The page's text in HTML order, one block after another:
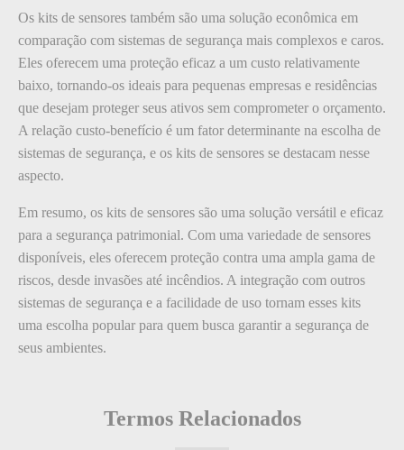
Os kits de sensores também são uma solução econômica em
comparação com sistemas de segurança mais complexos e caros.
Eles oferecem uma proteção eficaz a um custo relativamente
baixo, tornando-os ideais para pequenas empresas e residências
que desejam proteger seus ativos sem comprometer o orçamento.
A relação custo-benefício é um fator determinante na escolha de
sistemas de segurança, e os kits de sensores se destacam nesse
aspecto.
Em resumo, os kits de sensores são uma solução versátil e eficaz
para a segurança patrimonial. Com uma variedade de sensores
disponíveis, eles oferecem proteção contra uma ampla gama de
riscos, desde invasões até incêndios. A integração com outros
sistemas de segurança e a facilidade de uso tornam esses kits
uma escolha popular para quem busca garantir a segurança de
seus ambientes.
Termos Relacionados